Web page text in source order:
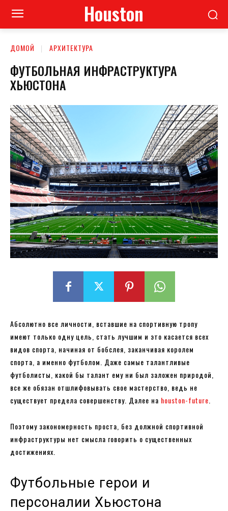
Houston
ДОМОЙ АРХИТЕКТУРА
ФУТБОЛЬНАЯ ИНФРАСТРУКТУРА
ХЬЮСТОНА
Абсолютно все личности, вставшие на спортивную тропу
имеют только одну цель, стать лучшим и это касается всех
видов спорта, начиная от бобслея, заканчивая королем
спорта, а именно футболом. Даже самые талантливые
футболисты, какой бы талант ему ни был заложен природой,
все же обязан отшлифовывать свое мастерство, ведь не
существует предела совершенству. Далее на houston-future
Поэтому закономерность проста, без должной спортивной
инфраструктуры нет смысла говорить о существенных
достижениях.
Футбольные герои и
персоналии Хьюстона